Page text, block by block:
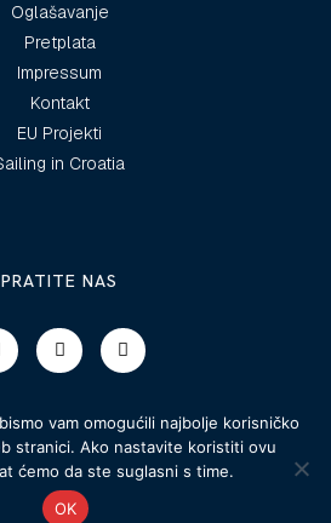
Oglašavanje
Pretplata
Impressum
Kontakt
EU Projekti
in Croatia
PRATITE NAS
vam omogućili najbolje korisničko
stranici. Ako nastavite koristiti ovu
ćemo da ste suglasni s time.
OK